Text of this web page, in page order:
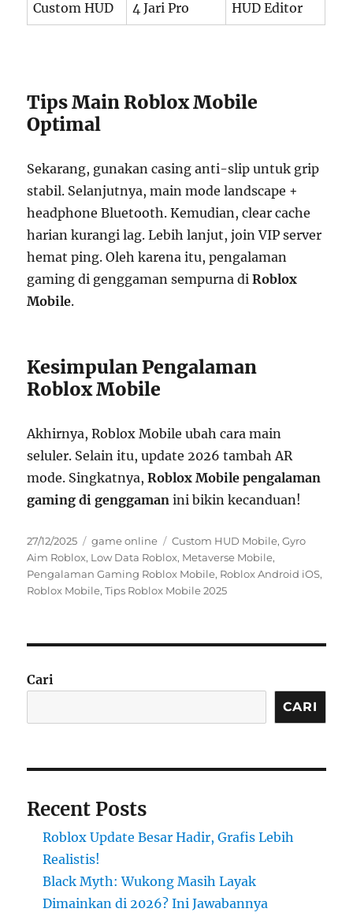
Custom HUD 4 Jari Pro HUD Editor
Tips Main Roblox Mobile
Optimal
Sekarang, gunakan casing anti-slip untuk grip
stabil. Selanjutnya, main mode landscape +
headphone Bluetooth. Kemudian, clear cache
harian kurangi lag. Lebih lanjut, join VIP server
hemat ping. Oleh karena itu, pengalaman
gaming di genggaman sempurna diRoblox
Mobile.
Kesimpulan Pengalaman
Roblox Mobile
Akhirnya, Roblox Mobile ubah cara main
seluler. Selain itu, update 2026 tambah AR
mode. Singkatnya,Roblox Mobile pengalaman
gaming di genggaman ini bikin kecanduan!
Posted
on
27/12/2025 Categories
game online Tags
Custom HUD Mobile,Gyro
Aim Roblox, Low Data Roblox, Metaverse Mobile,
Pengalaman Gaming Roblox Mobile, Roblox Android iOS,
Roblox Mobile,Tips Roblox Mobile 2025
Cari
CARI
Recent Posts
Roblox Update Besar Hadir, Grafis Lebih
Realistis!
Black Myth: Wukong Masih Layak
Dimainkan di 2026? Ini Jawabannya